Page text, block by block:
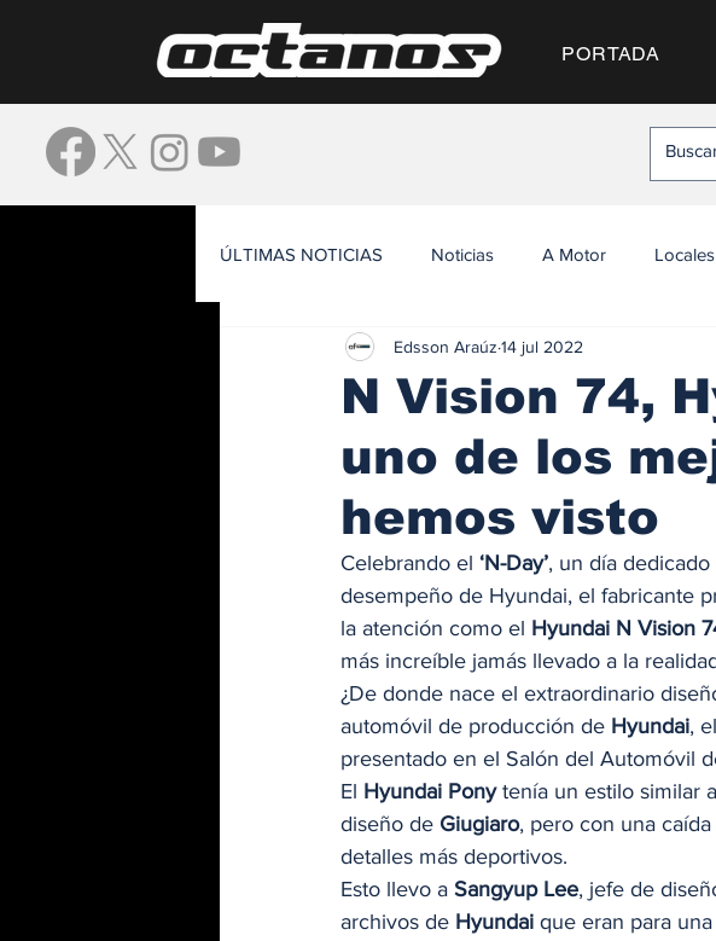
PORTADA
ÚLTIMAS NOTICIAS Noticias A Motor Locales
N Vision 74,
uno de los
hemos visto
Edsson Araúz 14 jul 2022
Celebrando el ‘N-Day’, un día
desempeño de Hyundai, el fabricante
la atención como el Hyundai N Vision
más increíble jamás llevado a la
¿De donde nace el extraordinario
automóvil de producción de Hyundai, el
presentado en el Salón del Automóvil
El Hyundai Pony tenía un estilo similar
diseño de Giugiaro, pero con una
detalles más deportivos.
Esto llevo a Sangyup Lee, jefe de
archivos de Hyundai que eran para